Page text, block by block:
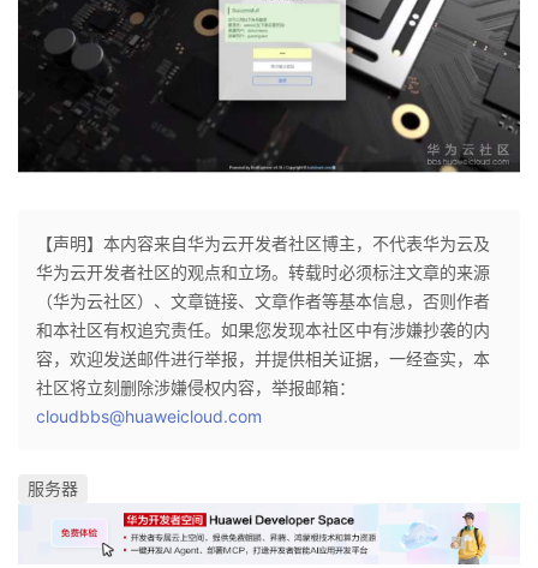
【声明】本内容来自华为云开发者社区博主，不代表华为云及
华为云开发者社区的观点和立场。转载时必须标注文章的来源
（华为云社区）、文章链接、文章作者等基本信息，否则作者
和本社区有权追究责任。如果您发现本社区中有涉嫌抄袭的内
容，欢迎发送邮件进行举报，并提供相关证据，一经查实，本
社区将立刻删除涉嫌侵权内容，举报邮箱：
cloudbbs@huaweicloud.com
服务器